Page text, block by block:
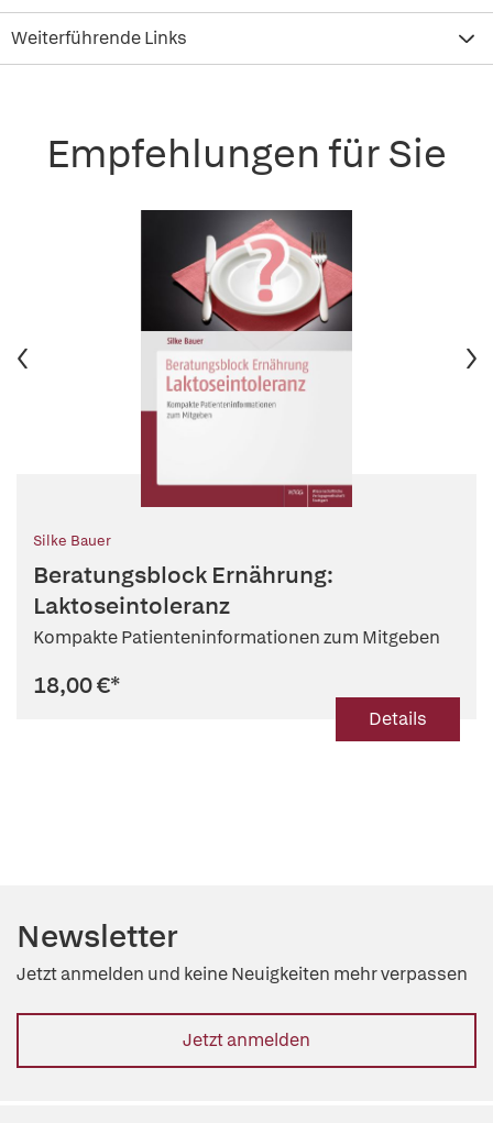
Weiterführende Links
Empfehlungen für Sie
Silke Bauer
Beratungsblock Ernährung:
Laktoseintoleranz
Kompakte Patienteninformationen zum Mitgeben
18,00 €*
Details
Newsletter
Jetzt anmelden und keine Neuigkeiten mehr verpassen
Jetzt anmelden